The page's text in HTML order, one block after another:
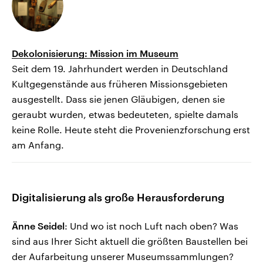
Dekolonisierung: Mission im Museum
Seit dem 19. Jahrhundert werden in Deutschland
Kultgegenstände aus früheren Missionsgebieten
ausgestellt. Dass sie jenen Gläubigen, denen sie
geraubt wurden, etwas bedeuteten, spielte damals
keine Rolle. Heute steht die Provenienzforschung erst
am Anfang.
Digitalisierung als große Herausforderung
Änne Seidel: Und wo ist noch Luft nach oben? Was
sind aus Ihrer Sicht aktuell die größten Baustellen bei
der Aufarbeitung unserer Museumssammlungen?